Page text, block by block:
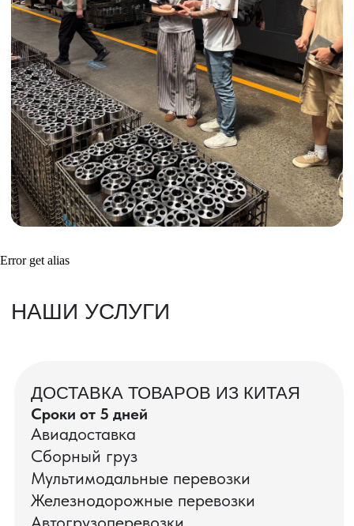
Error get alias
Временное хранение
Организация производства
Проверка качества товара
Оплата и переговоры
с поставщиком
Инспекция поставщика
Товары для маркетплейсов
Получить консультацию
Фотографии и видео-отчеты
проверок товаров, работы склада,
в РФ
смотрите в нашем Telegram-канале